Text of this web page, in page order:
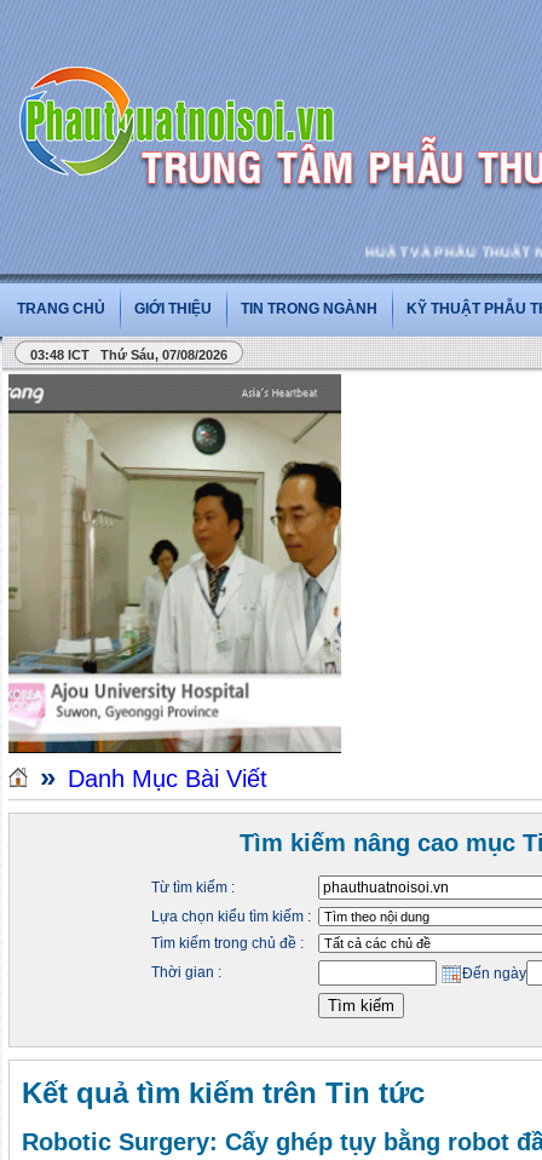
PHẪU THUẬT VÀ PHẪU THUẬT
TRANG CHỦ GIỚI THIỆU TIN TRONG NGÀNH KỸ THUẬT PHẪU
03:48 ICT Thứ Sáu, 07/08/2026
» Danh Mục Bài Viết
Tìm kiếm nâng cao mục
Từ tìm kiếm :
Lựa chọn kiểu tìm kiếm :
Tìm kiếm trong chủ đề :
Thời gian :
Đến ngày
Kết quả tìm kiếm trên Tin tức
Robotic Surgery: Cấy ghép tụy bằng robot